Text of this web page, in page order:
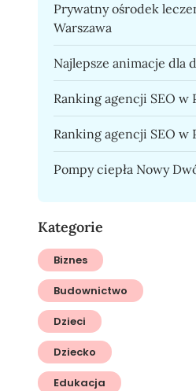
Prywatny ośrodek
Warszawa
Najlepsze animacje dla
Ranking agencji SEO w
Ranking agencji SEO w
Pompy ciepła Nowy
Kategorie
Biznes
Budownictwo
Dzieci
Dziecko
Edukacja